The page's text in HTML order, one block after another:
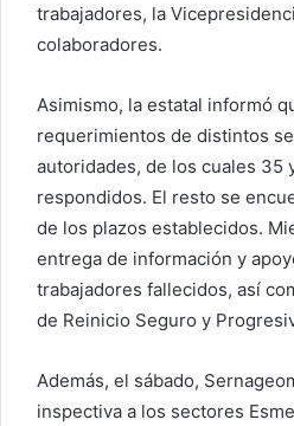
trabajadores, la
colaboradores.
Asimismo, la estatal informó
requerimientos de distintos
autoridades, de los cuales 35
respondidos. El resto se
de los plazos establecidos.
entrega de información y
trabajadores fallecidos, así
de Reinicio Seguro y
Además, el sábado,
inspectiva a los sectores